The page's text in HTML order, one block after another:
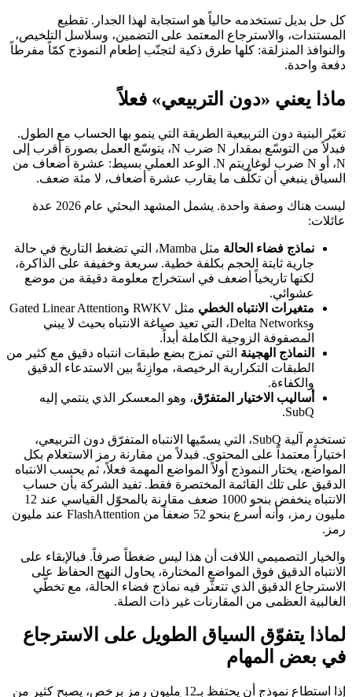
كل حل بديل تستخدمه حالياً هو استجابة لهذا الجدار. تقطيع
المستندات، والاسترجاع المعتمد على التضمين، وسلاسل التلخيص،
والنوافذ المنزلقة: كلها طرق ذكية لتجنّب إطعام النموذج كمّاً مفرطاً
دفعة واحدة.
ماذا يعني «دون التربيعي» فعلاً
تغيّر البنية دون التربيعية الطريقة التي ينمو بها الحساب مع الطول.
فبدلاً من التوسّع بمقدار N ضرب N، يتوسّع العمل بصورة أقرب إلى
N، أو N ضرب لوغاريتم N. الوعد العملي بسيط: عشرة أضعاف من
السياق ينبغي أن تكلّف ما يقارب عشرة أضعاف، لا مئة ضعف.
ليست هناك وصفة واحدة. يشمل المشهد البحثي عام 2026 عدة
عائلات:
نماذج فضاء الحالة
مثل Mamba، التي تضغط التاريخ في حالة
جارية ثابتة الحجم بكلفة خطية. سريعة وخفيفة على الذاكرة،
لكنها تاريخياً أضعف في استخراج معلومة دقيقة من موضع
عشوائي.
متغيرات الانتباه الخطي
مثل RWKV وGated Linear Attention
وDelta Networks، التي تعيد صياغة الانتباه بحيث لا يبني
المصفوفة الزوجية الكاملة أبداً.
النماذج الهجينةالتي تمزج بضع طبقات انتباه دقيق مع كثير من
الطبقات التكرارية الرخيصة، موازِنةً بين الاستدعاء الدقيق
والكفاءة.
أساليب الاختيار المتفرّق، وهو المعسكر الذي ينتمي إليه
SubQ.
تستخدم آلية SubQ، التي يسمّيها الانتباه المتفرّق دون التربيعي،
اختياراً معتمداً على المحتوى. فبدلاً من مقارنة رمز الاستعلام بكل
المواضع، يختار النموذج أولاً المواضع المهمة فعلاً، ثم يحسب الانتباه
الدقيق على تلك القائمة المختصرة فقط. تفيد الشركة بأن حساب
الانتباه ينخفض بنحو 1000 ضعف مقارنة بالمحوّل القياسي عند 12
مليون رمز، وأنه أسرع بنحو 52 ضعفاً من FlashAttention عند مليون
رمز.
والخيار التصميمي اللافت أن هذا ليس ضغطاً صرفاً. فبالإبقاء على
الانتباه الدقيق فوق المواضع المختارة، يحاول النهج الحفاظ على
الاسترجاع الدقيق الذي تتعثّر فيه نماذج فضاء الحالة، مع تخطّي
الغالبية العظمى من المقارنات غير ذات الصلة.
لماذا يتفوّق السياق الطويل على الاسترجاع
في بعض المهام
إذا استطاع نموذج أن يحتفظ بـ12 مليون رمز برخص، يصبح كثير من